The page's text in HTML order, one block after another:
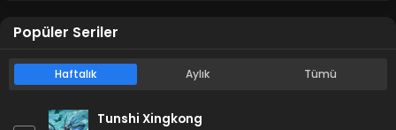
Popüler Seriler
Haftalık Aylık Tümü
Tunshi Xingkong